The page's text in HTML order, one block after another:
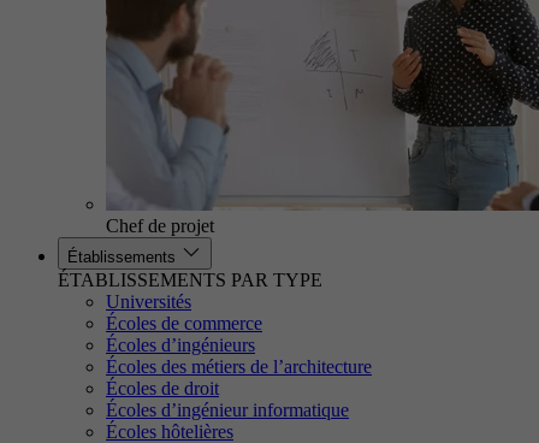
Chef de projet
Établissements
ÉTABLISSEMENTS PAR TYPE
Universités
Écoles de commerce
Écoles d’ingénieurs
Écoles des métiers de l’architecture
Écoles de droit
Écoles d’ingénieur informatique
Écoles hôtelières